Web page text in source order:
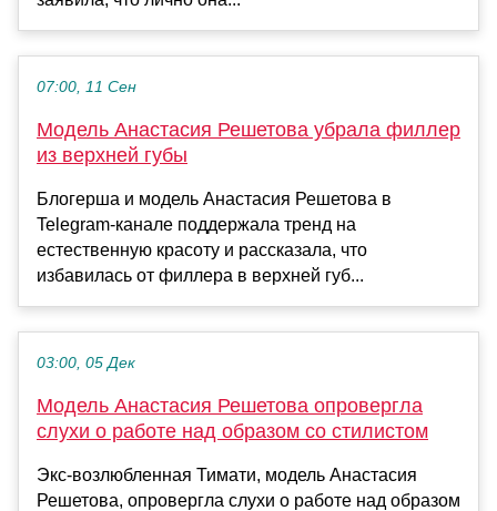
07:00, 11 Сен
Модель Анастасия Решетова убрала филлер
из верхней губы
Блогерша и модель Анастасия Решетова в
Telegram-канале поддержала тренд на
естественную красоту и рассказала, что
избавилась от филлера в верхней губ...
03:00, 05 Дек
Модель Анастасия Решетова опровергла
слухи о работе над образом со стилистом
Экс-возлюбленная Тимати, модель Анастасия
Решетова, опровергла слухи о работе над образом